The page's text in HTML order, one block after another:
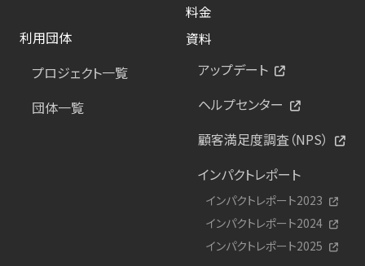
料金
利用団体
プロジェクト一覧
団体一覧
資料
アップデート
ヘルプセンター
顧客満足度調査（NPS）
インパクトレポート
インパクトレポート2023
インパクトレポート2024
インパクトレポート2025